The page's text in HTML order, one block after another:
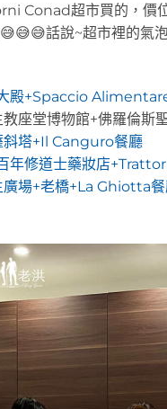
Conad超市買的，價
話說~超市裡的氣
殿+Spaccio
座堂博物館+佛羅倫斯
斜塔+Il Canguro餐廳
年修道士藥妝店
廣場+老橋+La Ghiotta